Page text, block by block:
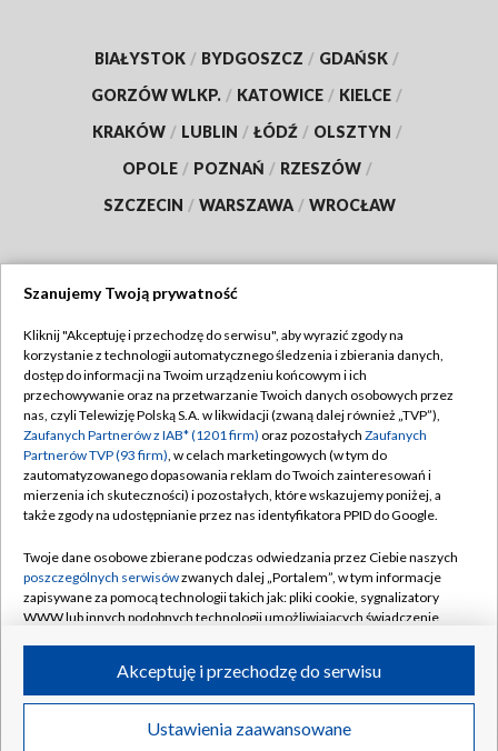
BIAŁYSTOK / BYDGOSZCZ / GDAŃSK /
GORZÓW WLKP. / KATOWICE / KIELCE /
KRAKÓW / LUBLIN / ŁÓDŹ / OLSZTYN /
OPOLE / POZNAŃ / RZESZÓW /
SZCZECIN / WARSZAWA / WROCŁAW
TVP
Abonament TVP
Emisja w TVP
Centrum informacji TVP
Naziemna Telewizja Cyfrowa
Rada Programowa
System NOS
Informacje o nadawcy
Program dla prasy
Regulamin TVP
Polityka prywatności
Moje zgody
Pomoc
Kontakt
Kanały
©2026 Telewizja Polska S.A. w likwidacji
Szanujemy Twoją prywatność
Kliknij "Akceptuję i przechodzę do serwisu", aby wyrazić zgody na
korzystanie z technologii automatycznego śledzenia i zbierania danych,
dostęp do informacji na Twoim urządzeniu końcowym i ich
przechowywanie oraz na przetwarzanie Twoich danych osobowych przez
nas, czyli Telewizję Polską S.A. w likwidacji (zwaną dalej również „TVP”),
Zaufanych Partnerów z IAB* (1201 firm) oraz pozostałych Zaufanych
Partnerów TVP (93 firm), w celach marketingowych (w tym do
zautomatyzowanego dopasowania reklam do Twoich zainteresowań i
mierzenia ich skuteczności) i pozostałych, które wskazujemy poniżej, a
także zgody na udostępnianie przez nas identyfikatora PPID do Google.
Twoje dane osobowe zbierane podczas odwiedzania przez Ciebie naszych
poszczególnych serwisówzwanych dalej „Portalem”, w tym informacje
zapisywane za pomocą technologii takich jak: pliki cookie, sygnalizatory
WWW lub innych podobnych technologii umożliwiających świadczenie
ruchu w Internecie.
Twoje dane osobowe zbierane podczas odwiedzania przez Ciebie
poszczególnych serwisówna Portalu, takie jak adresy IP, identyfikatory
Ustawienia zaawansowane
Akceptuję i przechodzę do serwisu